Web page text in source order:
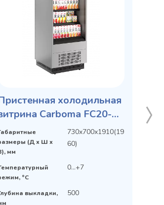
холодильная
Carboma FC20-07
0,7-2 0300 бок металл
(Д х Ш х
мм
730х700х1910(19
60)
°C
0...+7
выкладки,
500